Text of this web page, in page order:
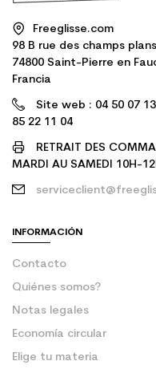
Freeglisse.com
98 B rue des champs plans
74800 Saint-Pierre en
Francia
Site web : 04 50 07
85 22 11 04
RETRAIT DES
MARDI AU SAMEDI 10H-
INFORMACIÓN
Contacto
Quiénes somos?
Notas legales
Economía circular
Elige tu materia